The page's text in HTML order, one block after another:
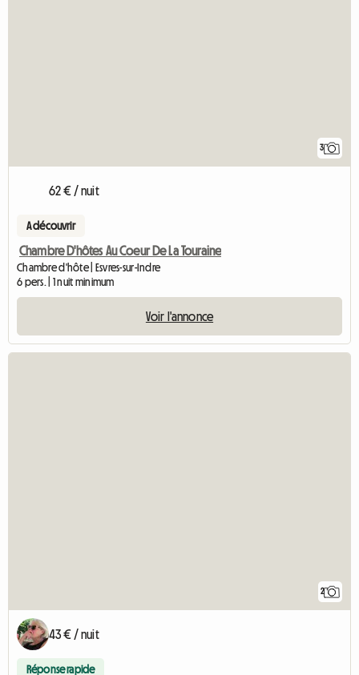
3
62 € / nuit
A découvrir
Chambre D'hôtes Au Coeur De La Touraine
Chambre d'hôte | Esvres-sur-Indre
6 pers. | 1 nuit minimum
Voir l'annonce
2
43 € / nuit
Réponse rapide